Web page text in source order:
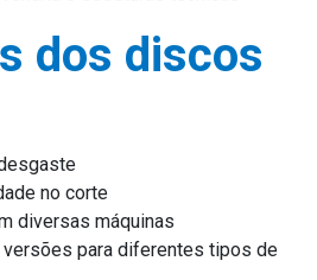
dos discos
no corte
diversas máquinas
para diferentes tipos de